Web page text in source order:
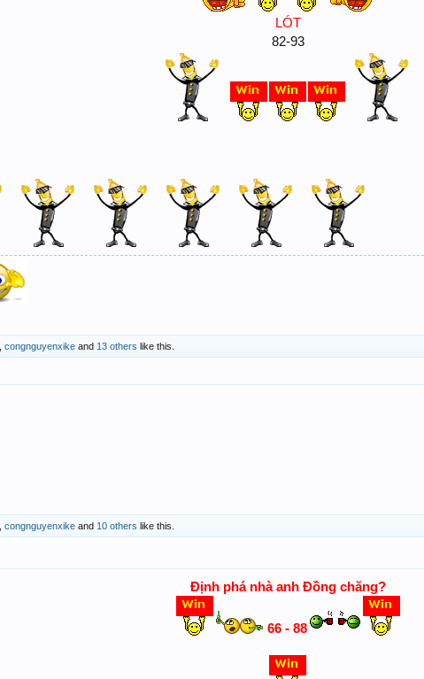
LÓT
82-93
congnguyenxike and 13 others like this.
congnguyenxike and 10 others like this.
Định phá nhà anh Đồng chăng?
66 - 88